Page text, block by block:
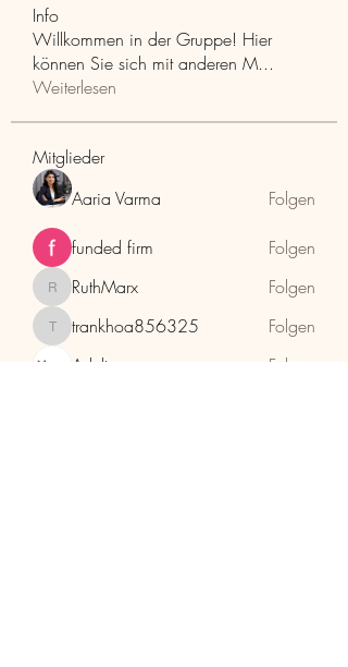
Info
Willkommen in der Gruppe! Hier
können Sie sich mit anderen M...
Weiterlesen
Mitglieder
Aaria Varma
Folgen
funded firm Folgen
RuthMarx
RuthMarx Folgen
trankhoa856325
trankhoa856325
Folgen
Adultscare
Folgen